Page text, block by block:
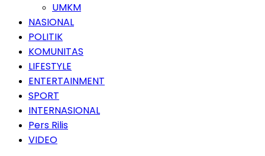
UMKM
NASIONAL
POLITIK
KOMUNITAS
LIFESTYLE
ENTERTAINMENT
SPORT
INTERNASIONAL
Pers Rilis
VIDEO